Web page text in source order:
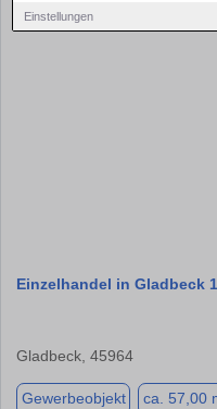
Einstellungen
Einzelhandel in Gladbeck
Gladbeck, 45964
Gewerbeobjekt ca. 57,00